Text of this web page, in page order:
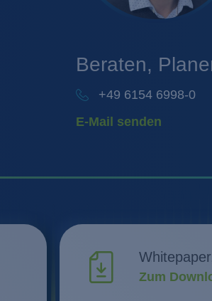
Beraten,
+49 6154 6998-0
E-Mail senden
Zum